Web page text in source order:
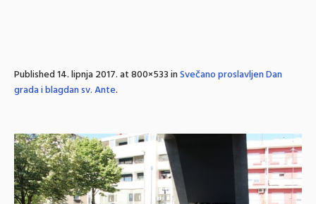
Published14. lipnja 2017.at 800×533 inSvečano proslavljen Dan
grada i blagdan sv. Ante.